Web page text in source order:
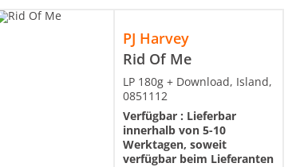
PJ Harvey
Rid Of Me
LP 180g + Download, Island,
0851112
Verfügbar : Lieferbar
innerhalb von 5-10
Werktagen, soweit
verfügbar beim Lieferanten